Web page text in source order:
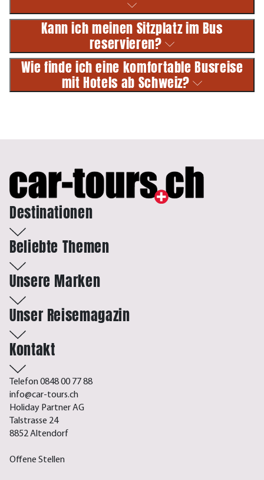
Kann ich meinen Sitzplatz im Bus
reservieren?
Wie finde ich eine komfortable Busreise
mit Hotels ab Schweiz?
Destinationen
Beliebte Themen
Unsere Marken
Unser Reisemagazin
Kontakt
Telefon 0848 00 77 88
info@car-tours.ch
Holiday Partner AG
Talstrasse 24
8852 Altendorf
Offene Stellen